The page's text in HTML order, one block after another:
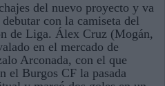
del nuevo proyecto y va
con la camiseta del
de Liga. Álex Cruz (Mogán,
en el mercado de
Arconada, con el que
el Burgos CF la pasada